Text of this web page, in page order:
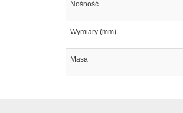
Nośność
Wymiary (mm)
Masa